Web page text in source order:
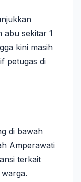
abu sekitar 1
kini masih
petugas di
di bawah
Amperawati
terkait